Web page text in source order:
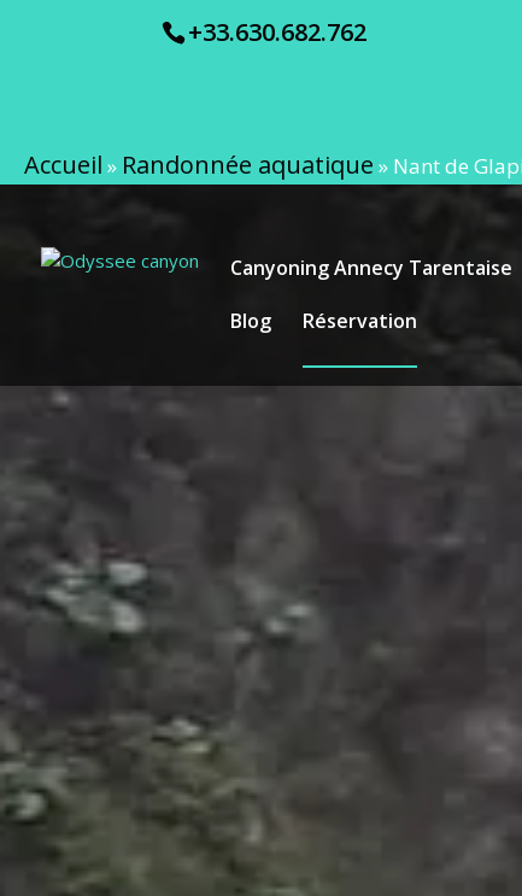
+33.630.682.762
Accueil » Randonnée aquatique » Nant de
Canyoning Annecy Tarentaise
Blog
Réservation